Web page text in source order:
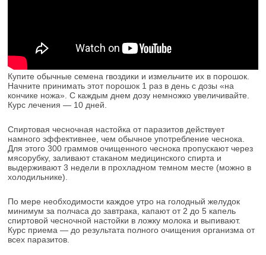
Купите обычные семена гвоздики и измельчите их в порошок.
Начните принимать этот порошок 1 раз в день с дозы «на
кончике ножа». С каждым днем дозу немножко увеличивайте.
Курс лечения — 10 дней.
Спиртовая чесночная настойка от паразитов действует
намного эффективнее, чем обычное употребление чеснока.
Для этого 300 граммов очищенного чеснока пропускают через
мясорубку, заливают стаканом медицинского спирта и
выдерживают 3 недели в прохладном темном месте (можно в
холодильнике).
По мере необходимости каждое утро на голодный желудок
минимум за полчаса до завтрака, капают от 2 до 5 капель
спиртовой чесночной настойки в ложку молока и выпивают.
Курс приема — до результата полного очищения организма от
всех паразитов.